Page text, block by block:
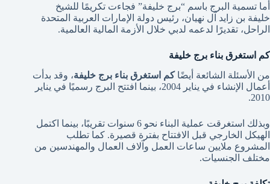
أما تسمية البرج باسم “برج خليفة” فجاءت تكريمًا للشيخ
خليفة بن زايد آل نهيان، رئيس دولة الإمارات العربية المتحدة
الراحل، تقديرًا لدعمه لدبي خلال الأزمة المالية العالمية.
كم استغرق بناء برج خليفة
من الأسئلة الشائعة أيضًاكم استغرق بناء برج خليفة، وقد بدأت
أعمال الإنشاء في يناير 2004، بينما افتتح البرج رسميًا في يناير
2010.
وبذلك استغرقت عملية البناء نحو 6 سنوات تقريبًا، بينما اكتمل
الهيكل الخارجي قبل الافتتاح بفترة قصيرة. كما تطلب
المشروع ملايين ساعات العمل وآلاف العمال والمهندسين من
مختلف الجنسيات.